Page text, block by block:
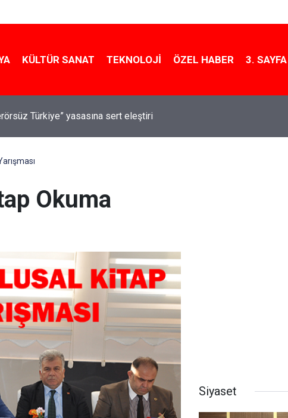
KÜLTÜR SANAT TEKNOLOJI ÖZEL HABER 3. SAYFA
Türkiye” yasasına sert eleştiri
Okuma
Siyaset